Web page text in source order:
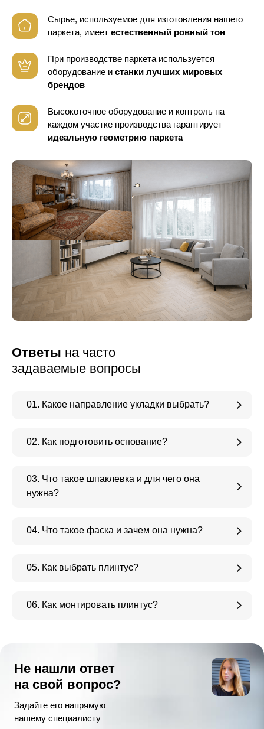
Сырье, используемое для изготовления нашего
паркета, имеет естественный ровный тон
При производстве паркета используется
оборудование и станки лучших мировых
брендов
Высокоточное оборудование и контроль на
каждом участке производства гарантирует
идеальную геометрию паркета
Ответы на часто
задаваемые вопросы
01. Какое направление укладки выбрать?
02. Как подготовить основание?
03. Что такое шпаклевка и для чего она
нужна?
04. Что такое фаска и зачем она нужна?
05. Как выбрать плинтус?
06. Как монтировать плинтус?
Не нашли ответ
на свой вопрос?
Задайте его напрямую
нашему специалисту